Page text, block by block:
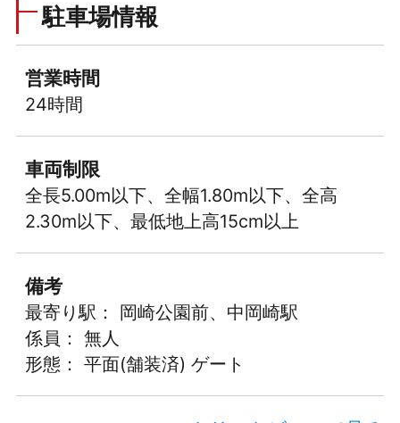
駐車場情報
営業時間
24時間
車両制限
全長5.00m以下、全幅1.80m以下、全高
2.30m以下、最低地上高15cm以上
備考
最寄り駅： 岡崎公園前、中岡崎駅
係員： 無人
形態： 平面(舗装済) ゲート